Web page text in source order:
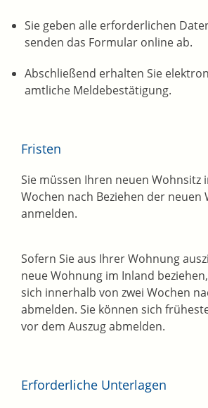
Sie geben alle erforderlichen
senden das Formular online ab.
Abschließend erhalten Sie
amtliche Meldebestätigung.
Fristen
Sie müssen Ihren neuen Wohnsitz
Wochen nach Beziehen der neuen
anmelden.
Sofern Sie aus Ihrer Wohnung
neue Wohnung im Inland
sich innerhalb von zwei Wochen
abmelden. Sie können sich
vor dem Auszug abmelden.
Erforderliche Unterlagen